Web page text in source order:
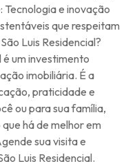
e inovação
que respeitam
Luis Residencial?
é um investimento
imobiliária. É a
praticidade e
ou para sua família,
há de melhor em
sua visita e
Luis Residencial.